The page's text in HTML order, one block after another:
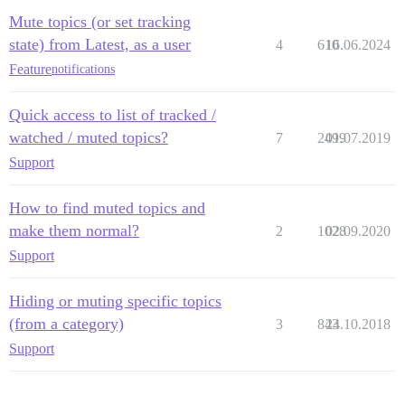
Mute topics (or set tracking
state) from Latest, as a user
Featurenotifications
4 610
16.06.2024
Quick access to list of tracked /
watched / muted topics?
Support
7 2499
01.07.2019
How to find muted topics and
make them normal?
Support
2 1028
02.09.2020
Hiding or muting specific topics
(from a category)
Support
3 843
24.10.2018